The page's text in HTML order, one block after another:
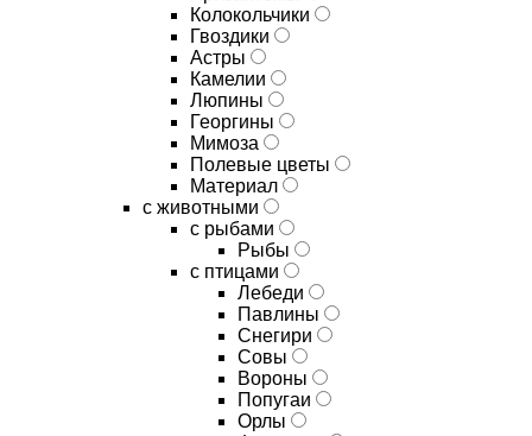
Колокольчики
Гвоздики
Астры
Камелии
Люпины
Георгины
Мимоза
Полевые цветы
Материал
с животными
с рыбами
Рыбы
с птицами
Лебеди
Павлины
Снегири
Совы
Вороны
Попугаи
Орлы